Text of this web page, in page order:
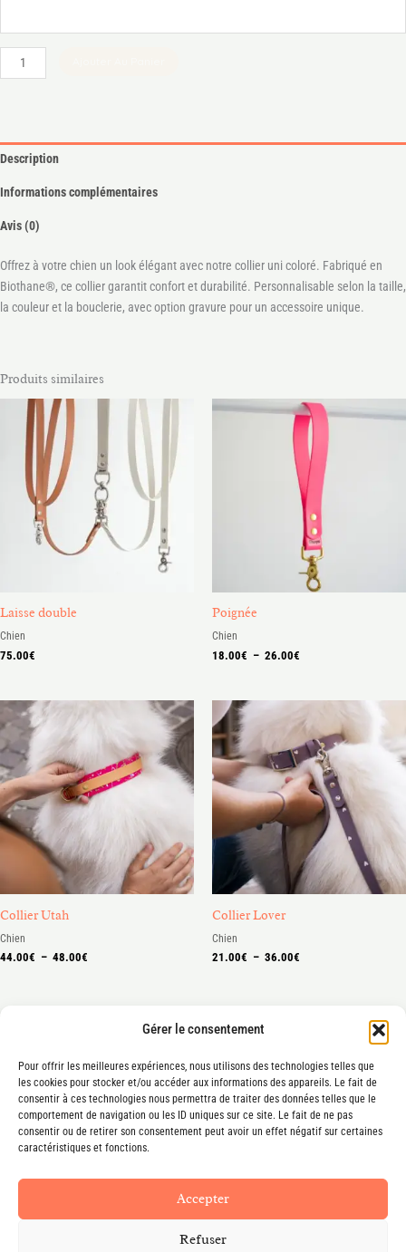
Gérer le consentement
Pour offrir les meilleures expériences, nous utilisons des technologies telles que
les cookies pour stocker et/ou accéder aux informations des appareils. Le fait de
consentir à ces technologies nous permettra de traiter des données telles que le
comportement de navigation ou les ID uniques sur ce site. Le fait de ne pas
consentir ou de retirer son consentement peut avoir un effet négatif sur certaines
caractéristiques et fonctions.
Accepter
Refuser
Description
Informations complémentaires
Avis (0)
Offrez à votre chien un look élégant avec notre collier uni coloré. Fabriqué en
Biothane®, ce collier garantit confort et durabilité. Personnalisable selon la taille,
la couleur et la bouclerie, avec option gravure pour un accessoire unique.
Produits similaires
Laisse double
Chien
75.00€
Poignée
Chien
18.00€ – 26.00€
Plage
de
prix :
18.00€
26.00€
Collier Utah
Chien
44.00€ – 48.00€
44.00€
48.00€
Collier Lover
Chien
21.00€ – 36.00€
de
prix :
21.00€
à
36.00€
Mentions légales
Conditions générales de vente